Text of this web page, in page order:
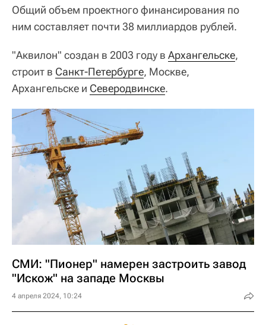
Общий объем проектного финансирования по
ним составляет почти 38 миллиардов рублей.
"Аквилон" создан в 2003 году в Архангельске,
строит в Санкт-Петербурге, Москве,
Архангельске и Северодвинске.
СМИ: "Пионер" намерен застроить завод
"Искож" на западе Москвы
4 апреля 2024, 10:24